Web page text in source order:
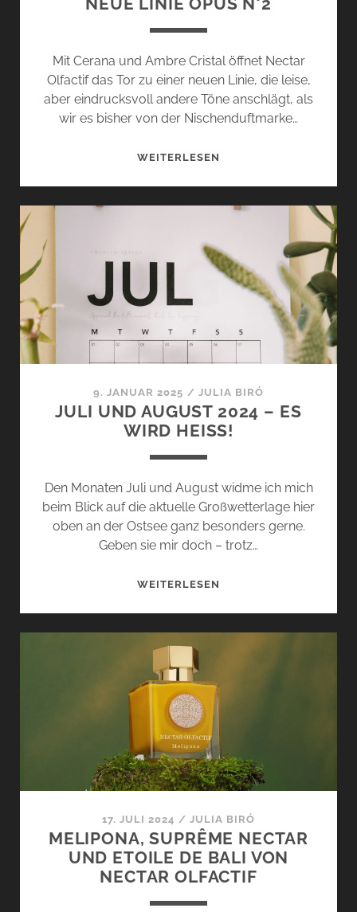
Mit Cerana und Ambre Cristal öffnet Nectar
Olfactif das Tor zu einer neuen Linie, die leise,
aber eindrucksvoll andere Töne anschlägt, als
wir es bisher von der Nischenduftmarke…
WEITERLESEN
CRISTAL
NECTAR
OLFACTIF
NEUE
LINIE
OPUS
9. JANUAR 2025 / JULIA BIRÓ
JULI UND AUGUST 2024 – ES
WIRD HEISS!
Den Monaten Juli und August widme ich mich
beim Blick auf die aktuelle Großwetterlage hier
oben an der Ostsee ganz besonders gerne.
Geben sie mir doch – trotz…
WEITERLESEN
17. JULI 2024 / JULIA BIRÓ
MELIPONA, SUPRÊME NECTAR
UND ETOILE DE BALI VON
NECTAR OLFACTIF